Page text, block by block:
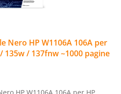
Nero HP W1106A 106A per
135w / 137fnw ~1000 pagine